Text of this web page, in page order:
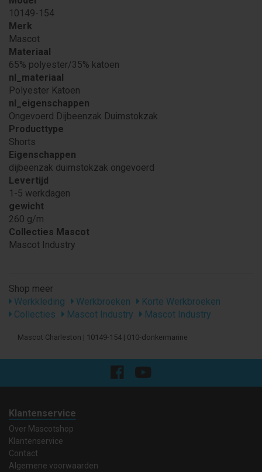
10149-154
Merk
Mascot
Materiaal
65% polyester/35% katoen
nl_materiaal
Polyester Katoen
nl_eigenschappen
Ongevoerd Dijbeenzak Duimstokzak
Producttype
Shorts
Eigenschappen
dijbeenzak duimstokzak ongevoerd
Levertijd
1-5 werkdagen
gewicht
260 g/m
Collecties Mascot
Mascot Industry
Shop meer
Werkkleding
Werkbroeken
Korte Werkbroeken
Collecties
Mascot Industry Mascot Industry
Mascot Charleston | 10149-154 | 010-donkermarine
Klantenservice
Over Mascotshop
Klantenservice
Contact
Algemene voorwaarden